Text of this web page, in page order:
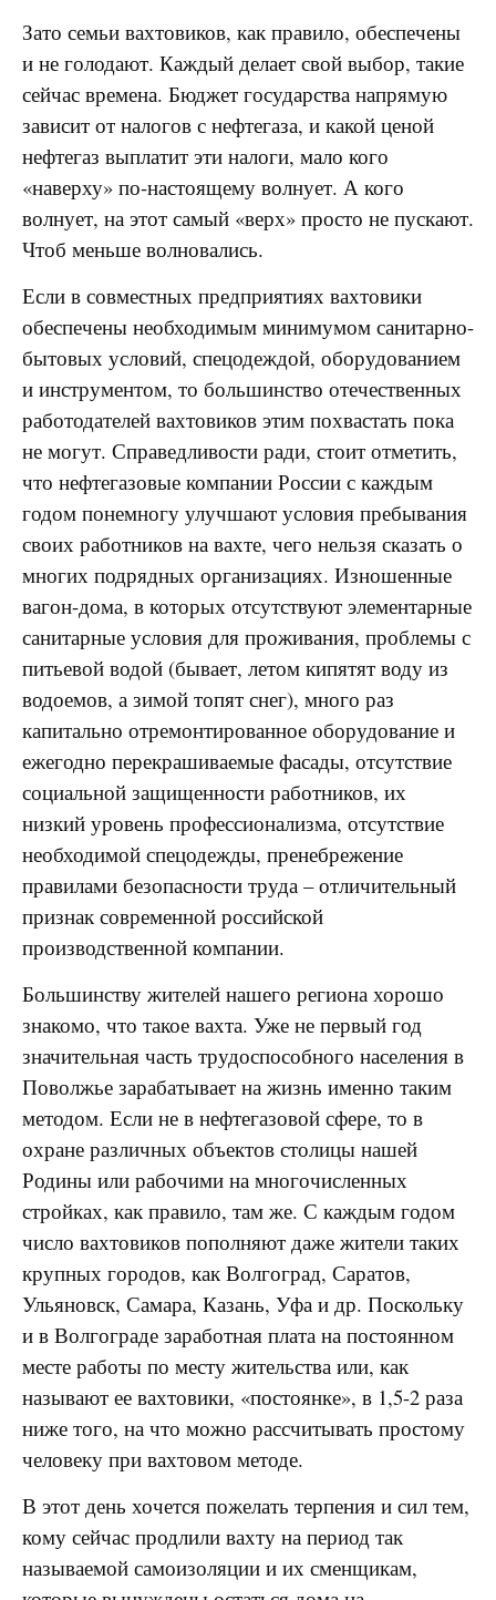
Зато семьи вахтовиков, как правило, обеспечены
и не голодают. Каждый делает свой выбор, такие
сейчас времена. Бюджет государства напрямую
зависит от налогов с нефтегаза, и какой ценой
нефтегаз выплатит эти налоги, мало кого
«наверху» по-настоящему волнует. А кого
волнует, на этот самый «верх» просто не пускают.
Чтоб меньше волновались.
Если в совместных предприятиях вахтовики
обеспечены необходимым минимумом санитарно-
бытовых условий, спецодеждой, оборудованием
и инструментом, то большинство отечественных
работодателей вахтовиков этим похвастать пока
не могут. Справедливости ради, стоит отметить,
что нефтегазовые компании России с каждым
годом понемногу улучшают условия пребывания
своих работников на вахте, чего нельзя сказать о
многих подрядных организациях. Изношенные
вагон-дома, в которых отсутствуют элементарные
санитарные условия для проживания, проблемы с
питьевой водой (бывает, летом кипятят воду из
водоемов, а зимой топят снег), много раз
капитально отремонтированное оборудование и
ежегодно перекрашиваемые фасады, отсутствие
социальной защищенности работников, их
низкий уровень профессионализма, отсутствие
необходимой спецодежды, пренебрежение
правилами безопасности труда – отличительный
признак современной российской
производственной компании.
Большинству жителей нашего региона хорошо
знакомо, что такое вахта. Уже не первый год
значительная часть трудоспособного населения в
Поволжье зарабатывает на жизнь именно таким
методом. Если не в нефтегазовой сфере, то в
охране различных объектов столицы нашей
Родины или рабочими на многочисленных
стройках, как правило, там же. С каждым годом
число вахтовиков пополняют даже жители таких
крупных городов, как Волгоград, Саратов,
Ульяновск, Самара, Казань, Уфа и др. Поскольку
и в Волгограде заработная плата на постоянном
месте работы по месту жительства или, как
называют ее вахтовики, «постоянке», в 1,5-2 раза
ниже того, на что можно рассчитывать простому
человеку при вахтовом методе.
В этот день хочется пожелать терпения и сил тем,
кому сейчас продлили вахту на период так
называемой самоизоляции и их сменщикам,